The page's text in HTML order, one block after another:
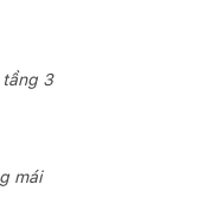
tầng 3
mái